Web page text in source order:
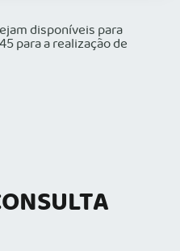
disponíveis para
para a realização de